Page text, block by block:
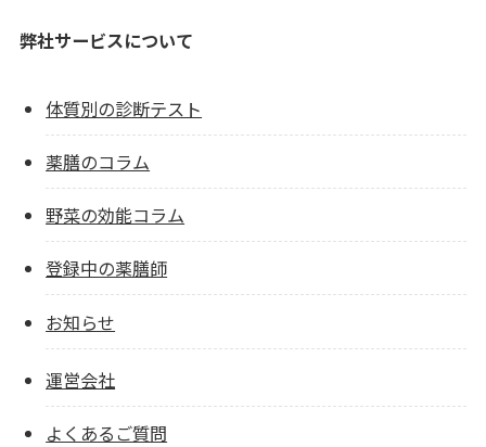
弊社サービスについて
体質別の診断テスト
薬膳のコラム
野菜の効能コラム
登録中の薬膳師
お知らせ
運営会社
よくあるご質問